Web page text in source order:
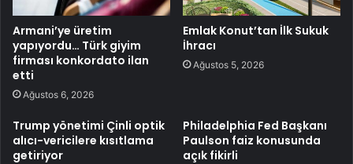
Armani’ye üretim
yapıyordu… Türk giyim
firması konkordato ilan
etti
Ağustos 6, 2026
Emlak Konut’tan İlk Sukuk
İhracı
Ağustos 5, 2026
Trump yönetimi Çinli optik
alıcı-vericilere kısıtlama
getiriyor
Philadelphia Fed Başkanı
Paulson faiz konusunda
açık fikirli